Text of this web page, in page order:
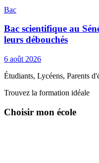
Bac
Bac scientifique au
leurs débouchés
6 août 2026
Étudiants, Lycéens, Parents
Trouvez la formation idéale
Choisir mon école